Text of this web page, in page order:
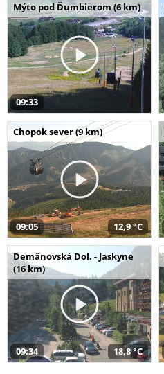
Mýto pod Ďumbierom (6 km)
09:33
Chopok sever (9 km)
09:05 12,9 °C
Demänovská Dol. - Jaskyne
(16 km)
09:34 18,8 °C